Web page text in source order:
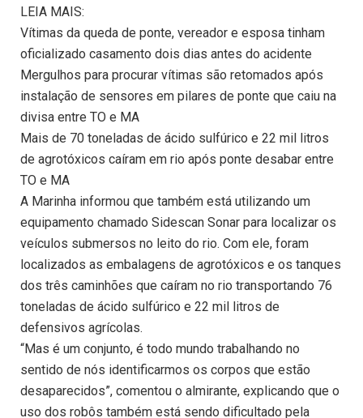
LEIA MAIS:
Vítimas da queda de ponte, vereador e esposa tinham
oficializado casamento dois dias antes do acidente
Mergulhos para procurar vítimas são retomados após
instalação de sensores em pilares de ponte que caiu na
divisa entre TO e MA
Mais de 70 toneladas de ácido sulfúrico e 22 mil litros
de agrotóxicos caíram em rio após ponte desabar entre
TO e MA
A Marinha informou que também está utilizando um
equipamento chamado Sidescan Sonar para localizar os
veículos submersos no leito do rio. Com ele, foram
localizados as embalagens de agrotóxicos e os tanques
dos três caminhões que caíram no rio transportando 76
toneladas de ácido sulfúrico e 22 mil litros de
defensivos agrícolas.
“Mas é um conjunto, é todo mundo trabalhando no
sentido de nós identificarmos os corpos que estão
desaparecidos”, comentou o almirante, explicando que o
uso dos robôs também está sendo dificultado pela